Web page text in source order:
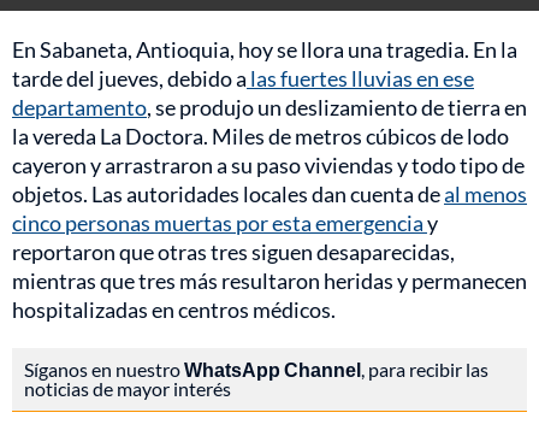
En Sabaneta, Antioquia, hoy se llora una tragedia. En la
tarde del jueves, debido a las fuertes lluvias en ese
departamento, se produjo un deslizamiento de tierra en
la vereda La Doctora. Miles de metros cúbicos de lodo
cayeron y arrastraron a su paso viviendas y todo tipo de
objetos. Las autoridades locales dan cuenta deal menos
cinco personas muertas por esta emergenciay
reportaron que otras tres siguen desaparecidas,
mientras que tres más resultaron heridas y permanecen
hospitalizadas en centros médicos.
Síganos en nuestroWhatsApp Channel, para recibir las
noticias de mayor interés